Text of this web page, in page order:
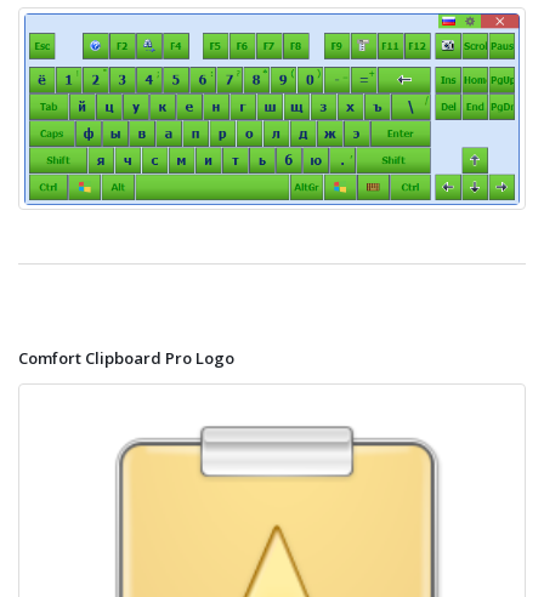
Comfort Clipboard Pro Logo